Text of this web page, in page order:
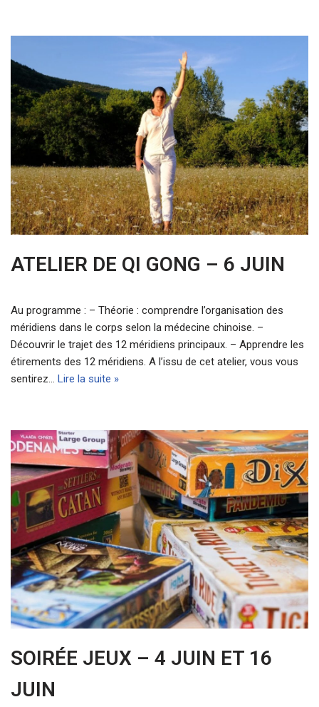
ATELIER DE QI GONG – 6 JUIN
Au programme : – Théorie : comprendre l’organisation des
méridiens dans le corps selon la médecine chinoise. –
Découvrir le trajet des 12 méridiens principaux. – Apprendre les
étirements des 12 méridiens. A l’issu de cet atelier, vous vous
sentirez… Lire la suite »
SOIRÉE JEUX – 4 JUIN ET 16
JUIN